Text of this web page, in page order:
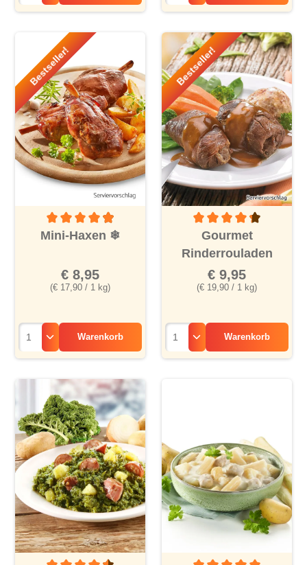
Bestseller!
Durchschnittliche Bewertung von 4.9 von 5 Sternen
Mini-Haxen ❄
(€ 17,90 / 1 kg)
€ 8,95
Warenkorb
Bestseller!
Durchschnittliche
Gourmet
Rinderrouladen
(€ 19,90 / 1 kg)
€ 9,95
Warenkorb